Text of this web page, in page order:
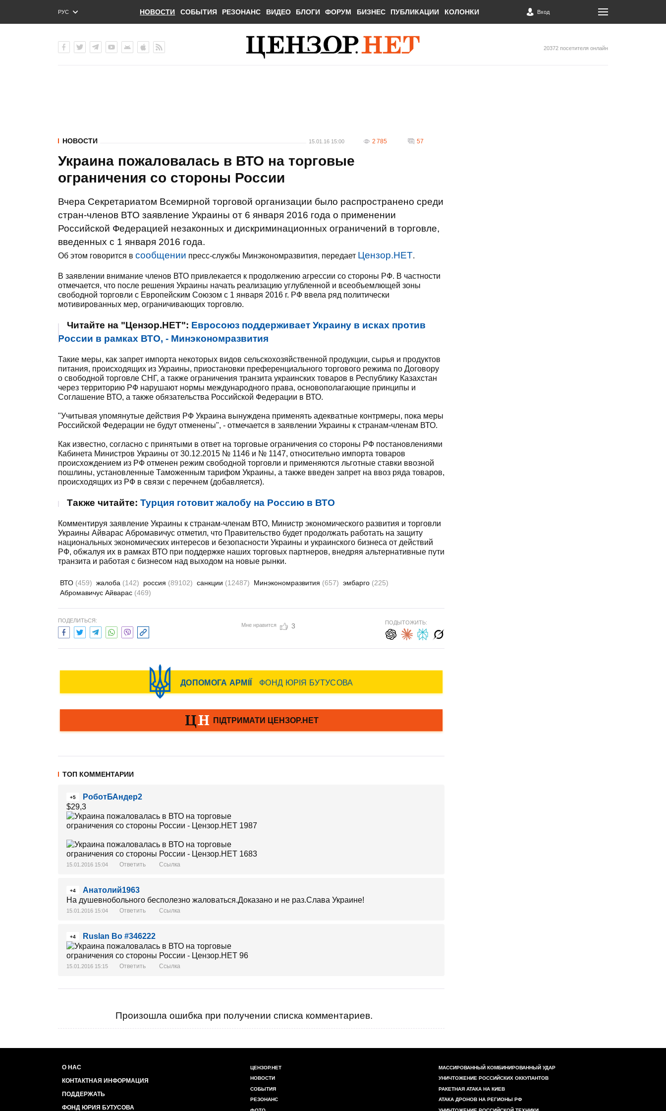
РУС
ENG
НОВОСТИ СОБЫТИЯ РЕЗОНАНС ВИДЕО БЛОГИ ФОРУМ БИЗНЕС ПУБЛИКАЦИИ КОЛОНКИ Вход
20372 посетителя онлайн
НОВОСТИ 15.01.16 15:00 2 785 57
Украина пожаловалась в ВТО на торговые
ограничения со стороны России
Вчера Секретариатом Всемирной торговой организации было распространено среди
стран-членов ВТО заявление Украины от 6 января 2016 года о применении
Российской Федерацией незаконных и дискриминационных ограничений в торговле,
введенных с 1 января 2016 года.
Об этом говорится в сообщении пресс-службы Минэкономразвития, передает Цензор.НЕТ.
В заявлении внимание членов ВТО привлекается к продолжению агрессии со стороны РФ. В частности
отмечается, что после решения Украины начать реализацию углубленной и всеобъемлющей зоны
свободной торговли с Европейским Союзом с 1 января 2016 г. РФ ввела ряд политически
мотивированных мер, ограничивающих торговлю.
Читайте на "Цензор.НЕТ": Евросоюз поддерживает Украину в исках против
России в рамках ВТО, - Минэкономразвития
Такие меры, как запрет импорта некоторых видов сельскохозяйственной продукции, сырья и продуктов
питания, происходящих из Украины, приостановки преференциального торгового режима по Договору
о свободной торговле СНГ, а также ограничения транзита украинских товаров в Республику Казахстан
через территорию РФ нарушают нормы международного права, основополагающие принципы и
Соглашение ВТО, а также обязательства Российской Федерации в ВТО.
"Учитывая упомянутые действия РФ Украина вынуждена применять адекватные контрмеры, пока меры
Российской Федерации не будут отменены", - отмечается в заявлении Украины к странам-членам ВТО.
Как известно, согласно с принятыми в ответ на торговые ограничения со стороны РФ постановлениями
Кабинета Министров Украины от 30.12.2015 № 1146 и № 1147, относительно импорта товаров
происхождением из РФ отменен режим свободной торговли и применяются льготные ставки ввозной
пошлины, установленные Таможенным тарифом Украины, а также введен запрет на ввоз ряда товаров,
происходящих из РФ в связи с перечнем (добавляется).
Также читайте: Турция готовит жалобу на Россию в ВТО
Комментируя заявление Украины к странам-членам ВТО, Министр экономического развития и торговли
Украины Айварас Абромавичус отметил, что Правительство будет продолжать работать на защиту
национальных экономических интересов и безопасности Украины и украинского бизнеса от действий
РФ, обжалуя их в рамках ВТО при поддержке наших торговых партнеров, внедряя альтернативные пути
транзита и работая с бизнесом над выходом на новые рынки.
ВТО (459) жалоба (142) россия (89102) санкции (12487) Минэкономразвития (657) эмбарго (225)
Абромавичус Айварас (469)
ПОДЕЛИТЬСЯ:
Мне нравится 3 ПОДЫТОЖИТЬ:
ТОП КОММЕНТАРИИ
+5
РоботБАндер2
$29,3
15.01.2016 15:04 Ответить Ссылка
+4
Анатолий1963
На душевнобольного бесполезно жаловаться.Доказано и не раз.Слава Украине!
15.01.2016 15:04 Ответить Ссылка
+4 Ruslan Bo #346222
15.01.2016 15:15 Ответить Ссылка
Произошла ошибка при получении списка комментариев.
О НАС
КОНТАКТНАЯ ИНФОРМАЦИЯ
ПОДДЕРЖАТЬ
ФОНД ЮРИЯ БУТУСОВА
ЦЕНЗОР.НЕТ
НОВОСТИ
СОБЫТИЯ
РЕЗОНАНС
МАССИРОВАННЫЙ КОМБИНИРОВАННЫЙ УДАР
УНИЧТОЖЕНИЕ РОССИЙСКИХ ОККУПАНТОВ
РАКЕТНАЯ АТАКА НА КИЕВ
АТАКА ДРОНОВ НА РЕГИОНЫ РФ